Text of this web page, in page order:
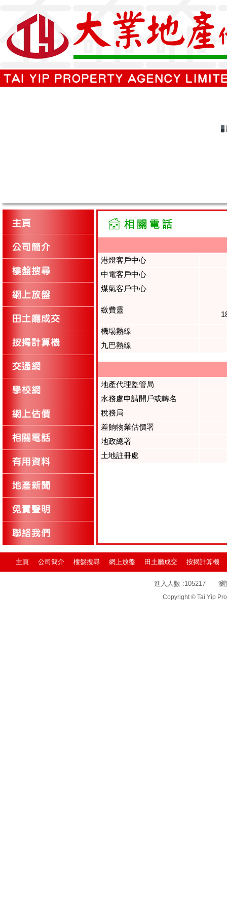
港燈客戶中心
中電客戶中心
煤氣客戶中心
繳費靈
機場熱線
九巴熱線
地產代理監管局
水務處申請開戶或轉名
稅務局
差餉物業估價署
地政總署
土地註冊處
主頁 公司簡介 樓盤搜尋 網上放盤 田土廳成交 按揭計算機
進入人數 :105217 瀏
Copyright © Tai Yip